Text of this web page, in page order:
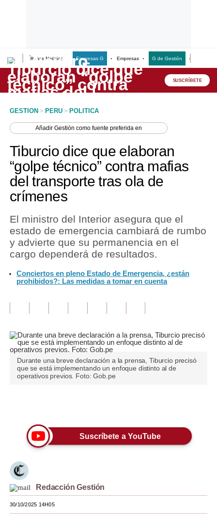
Últimas Noticias Empresas G Empresas G de Gestión
Lo último
Peru Quiosco
Economía
Mercados
Perú
Política
Tu Dinero
Finanzas Personales
Inmobiliarias
Opinión
Editorial
Pregunta de hoy
Blogs
Viajes
Moda
Estilos
Mundo
EEUU
SUSCRÍBETE
GESTION > PERU > POLITICA
AñadirGestión como fuente preferida en
Tiburcio dice que elaboran
“golpe técnico” contra mafias
del transporte tras ola de
crímenes
El ministro del Interior asegura que el
estado de emergencia cambiará de rumbo
y advierte que su permanencia en el
cargo dependerá de resultados.
Conciertos en pleno Estado de Emergencia, ¿están
prohibidos?: Las medidas a tomar en cuenta
Durante una breve declaración a la prensa, Tiburcio precisó
que se está implementando un enfoque distinto al de
operativos previos. Foto: Gob.pe
Suscríbete a YouTube
Redacción Gestión
30/10/2025 14H05